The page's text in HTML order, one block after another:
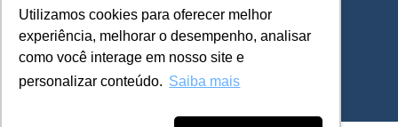
Utilizamos cookies para oferecer melhor
experiência, melhorar o desempenho, analisar
como você interage em nosso site e
personalizar conteúdo. Saiba mais